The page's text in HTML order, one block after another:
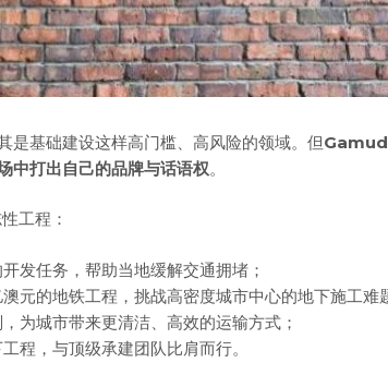
是基础建设这样高门槛、高风险的领域。但
中打出自己的品牌与话语权。
工程：
发任务，帮助当地缓解交通拥堵；
元的地铁工程，挑战高密度城市中心的地下施工难
为城市带来更清洁、高效的运输方式；
程，与顶级承建团队比肩而行。